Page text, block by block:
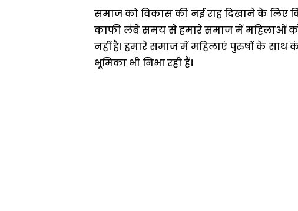
समाज को विकास की नई राह दिखाने के लिए
काफी लंबे समय से हमारे समाज में महिलाओं को
नहीं है। हमारे समाज में महिलाएं पुरुषों के
भूमिका भी निभा रही हैं।